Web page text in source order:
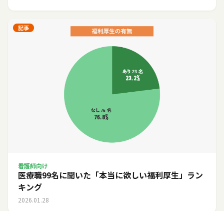
記事
看護師向け
医療職99名に聞いた「本当に欲しい福利厚生」ラン
キング
2026.01.28